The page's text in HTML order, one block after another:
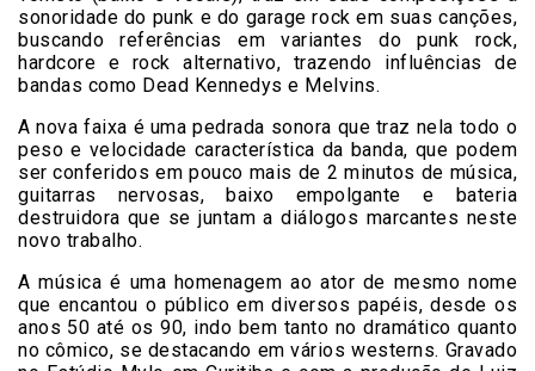
sonoridade do punk e do garage rock em suas canções,
buscando referências em variantes do punk rock,
hardcore e rock alternativo, trazendo influências de
bandas como Dead Kennedys e Melvins.
A nova faixa é uma pedrada sonora que traz nela todo o
peso e velocidade característica da banda, que podem
ser conferidos em pouco mais de 2 minutos de música,
guitarras nervosas, baixo empolgante e bateria
destruidora que se juntam a diálogos marcantes neste
novo trabalho.
A música é uma homenagem ao ator de mesmo nome
que encantou o público em diversos papéis, desde os
anos 50 até os 90, indo bem tanto no dramático quanto
no cômico, se destacando em vários westerns. Gravado